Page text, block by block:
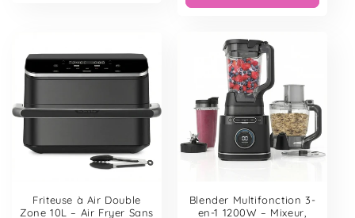
Friteuse à Air Double
Zone 10L – Air Fryer Sans
Blender Multifonction 3-
en-1 1200W – Mixeur,